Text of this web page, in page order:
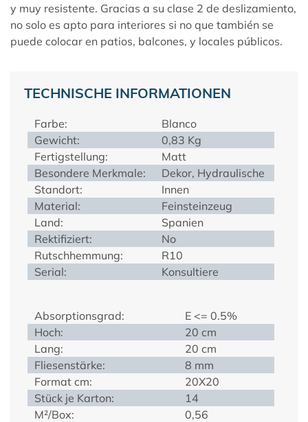
y muy resistente. Gracias a su clase 2 de deslizamiento,
no solo es apto para interiores si no que también se
puede colocar en patios, balcones, y locales públicos.
TECHNISCHE INFORMATIONEN
Farbe:
Blanco
Gewicht:
0,83 Kg
Fertigstellung:
Matt
Besondere Merkmale:
Dekor, Hydraulische
Standort:
Innen
Material:
Feinsteinzeug
Land:
Spanien
Rektifiziert:
No
Rutschhemmung:
R10
Serial:
Konsultiere
Absorptionsgrad:
E <= 0.5%
Hoch:
20 cm
Lang:
20 cm
Fliesenstärke:
8 mm
Format cm:
20X20
Stück je Karton:
14
M²/Box:
0,56